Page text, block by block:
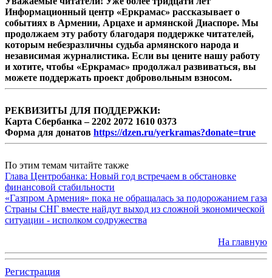
Информационный центр «Еркрамас» рассказывает о
событиях в Армении, Арцахе и армянской Диаспоре. Мы
продолжаем эту работу благодаря поддержке читателей,
которым небезразличны судьба армянского народа и
независимая журналистика. Если вы цените нашу работу
и хотите, чтобы «Еркрамас» продолжал развиваться, вы
можете поддержать проект добровольным взносом.
РЕКВИЗИТЫ ДЛЯ ПОДДЕРЖКИ:
Карта Сбербанка – 2202 2072 1610 0373
Форма для донатов https://dzen.ru/yerkramas?donate=true
По этим темам читайте также
Глава Центробанка: Новый год встречаем в обстановке
финансовой стабильности
«Газпром Армения» пока не обращалась за подорожанием газа
Страны СНГ вместе найдут выход из сложной экономической
ситуации - исполком содружества
На главную
Регистрация